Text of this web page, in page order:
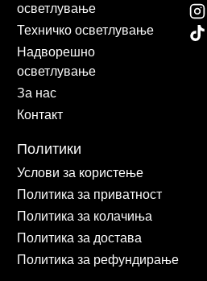
осветлување
Техничко осветлување
Надворешно
осветлување
За нас
Контакт
Политики
Услови за користење
Политика за приватност
Политика за колачиња
Политика за достава
Политика за рефундирање